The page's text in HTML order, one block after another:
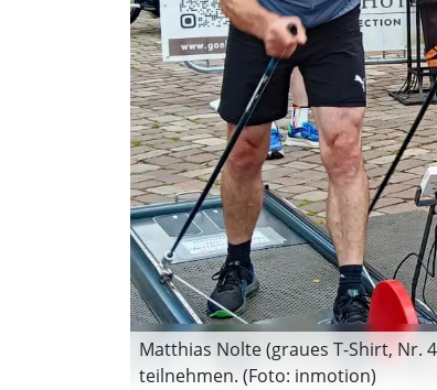
Matthias Nolte (graues T-Shirt, Nr.
teilnehmen. (Foto: inmotion)